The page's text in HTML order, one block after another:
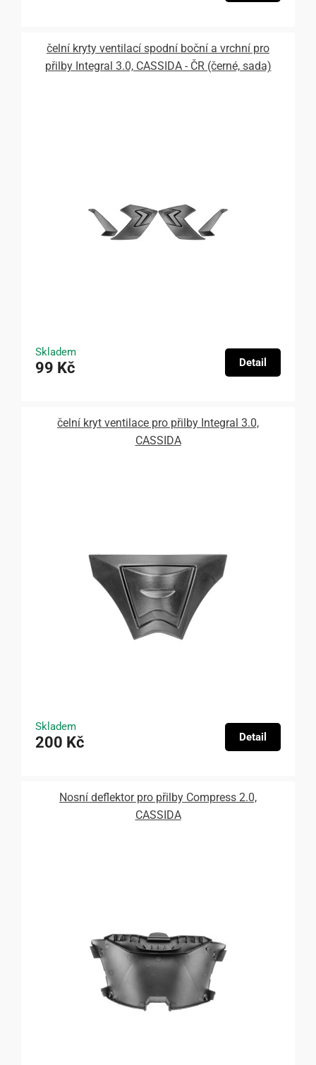
čelní kryty ventilací spodní boční a vrchní pro
přilby Integral 3.0, CASSIDA - ČR (černé, sada)
Skladem
99 Kč Detail
čelní kryt ventilace pro přilby Integral 3.0,
CASSIDA
Skladem
200 Kč Detail
Nosní deflektor pro přilby Compress 2.0,
CASSIDA